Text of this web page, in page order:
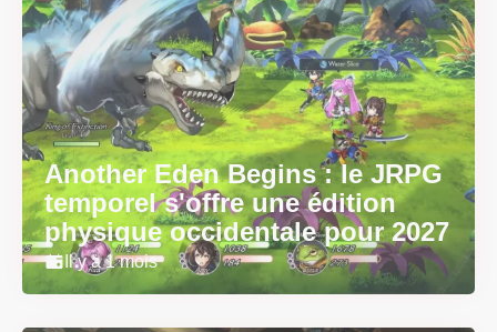
Another Eden Begins : le JRPG
temporel s'offre une édition
physique occidentale pour 2027
Il y a 1 mois